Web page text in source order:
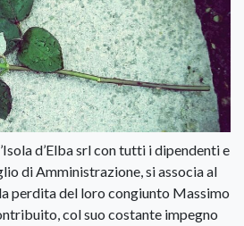
d’Elba srl con tutti i dipendenti e
di Amministrazione, si associa al
perdita del loro congiunto Massimo
col suo costante impegno